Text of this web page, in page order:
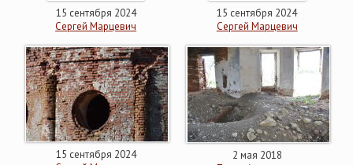
15 сентября 2024
Сергей Марцевич
15 сентября 2024
Сергей Марцевич
15 сентября 2024
2 мая 2018